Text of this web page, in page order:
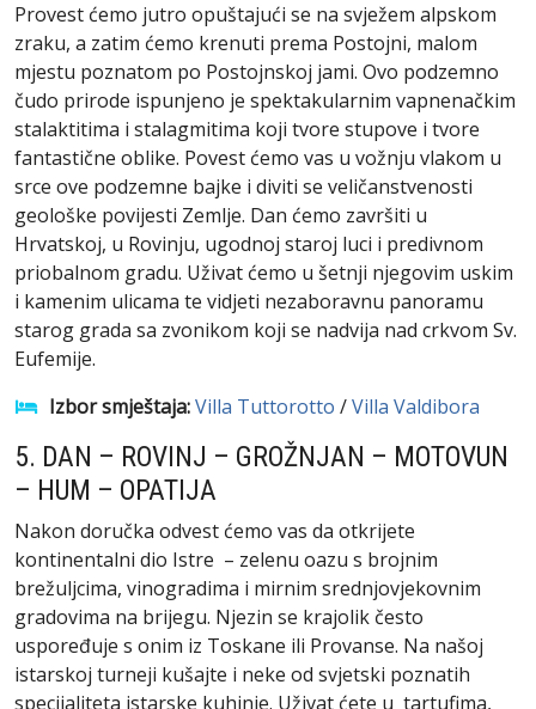
Provest ćemo jutro opuštajući se na svježem alpskom
zraku, a zatim ćemo krenuti prema Postojni, malom
mjestu poznatom po Postojnskoj jami. Ovo podzemno
čudo prirode ispunjeno je spektakularnim vapnenačkim
stalaktitima i stalagmitima koji tvore stupove i tvore
fantastične oblike. Povest ćemo vas u vožnju vlakom u
srce ove podzemne bajke i diviti se veličanstvenosti
geološke povijesti Zemlje. Dan ćemo završiti u
Hrvatskoj, u Rovinju, ugodnoj staroj luci i predivnom
priobalnom gradu. Uživat ćemo u šetnji njegovim uskim
i kamenim ulicama te vidjeti nezaboravnu panoramu
starog grada sa zvonikom koji se nadvija nad crkvom Sv.
Eufemije.
Izbor smještaja:Villa Tuttorotto /Villa Valdibora
5. DAN – ROVINJ – GROŽNJAN – MOTOVUN
– HUM – OPATIJA
Nakon doručka odvest ćemo vas da otkrijete
kontinentalni dio Istre – zelenu oazu s brojnim
brežuljcima, vinogradima i mirnim srednjovjekovnim
gradovima na brijegu. Njezin se krajolik često
uspoređuje s onim iz Toskane ili Provanse. Na našoj
istarskoj turneji kušajte i neke od svjetski poznatih
specijaliteta istarske kuhinje. Uživat ćete u tartufima,